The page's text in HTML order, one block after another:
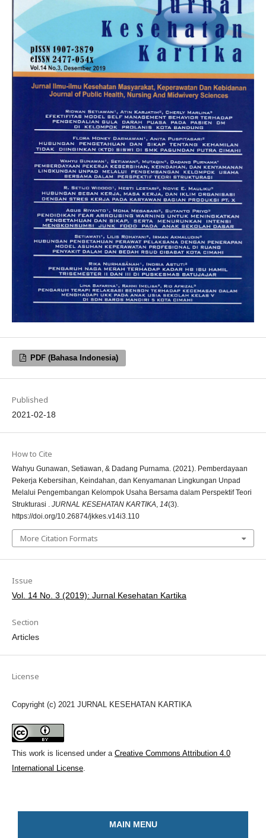
PDF (Bahasa Indonesia)
Published
2021-02-18
How to Cite
Wahyu Gunawan, Setiawan, & Dadang Purnama. (2021). Pemberdayaan
Pekerja Kebersihan, Keindahan, dan Kenyamanan Lingkungan Unpad
Melalui Pengembangan Kelompok Usaha Bersama dalam Perspektif Teori
Strukturasi . JURNAL KESEHATAN KARTIKA, 14(3).
https://doi.org/10.26874/jkkes.v14i3.110
More Citation Formats
Issue
Vol. 14 No. 3 (2019): Jurnal Kesehatan Kartika
Section
Articles
License
Copyright (c) 2021 JURNAL KESEHATAN KARTIKA
This work is licensed under a Creative Commons Attribution 4.0
International License.
MAIN MENU